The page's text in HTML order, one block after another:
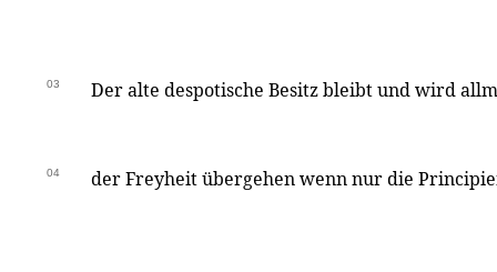
03 Der alte despotische Besitz bleibt und wird
04 der Freyheit übergehen wenn nur die